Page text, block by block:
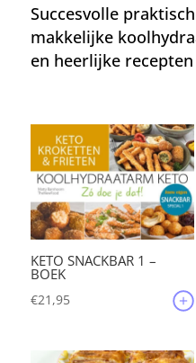
Succesvolle
makkelijke
en heerlijke
KETO SNACKBAR 1 –
BOEK
€21,95